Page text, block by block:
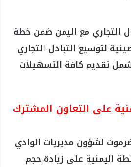
التجاري مع اليمن ضمن خطة
لتوسيع التبادل التجاري
تقديم كافة التسهيلات
على التعاون المشترك
لشؤون مديريات الوادي
اليمنية على زيادة حجم